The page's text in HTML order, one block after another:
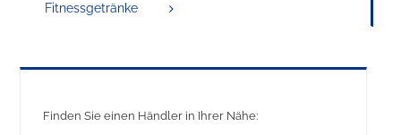
Fitnessgetränke
Finden Sie einen Händler in Ihrer Nähe: